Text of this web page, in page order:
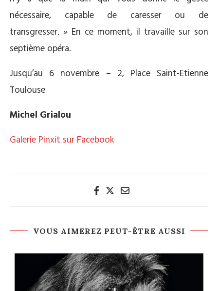
nécessaire, capable de caresser ou de
transgresser. » En ce moment, il travaille sur son
septième opéra.
Jusqu’au 6 novembre – 2, Place Saint-Etienne
Toulouse
Michel Grialou
Galerie Pinxit sur Facebook
VOUS AIMEREZ PEUT-ÊTRE AUSSI